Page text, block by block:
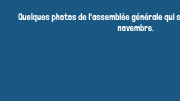
Quelques photos de l'assemblée générale qui
novembre.